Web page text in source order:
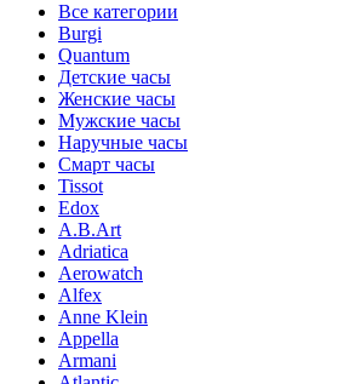
Все категории
Burgi
Quantum
Детские часы
Женские часы
Мужские часы
Наручные часы
Смарт часы
Tissot
Edox
A.B.Art
Adriatica
Aerowatch
Alfex
Anne Klein
Appella
Armani